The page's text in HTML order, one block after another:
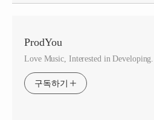
ProdYou
Love Music, Interested in Developing.
구독하기